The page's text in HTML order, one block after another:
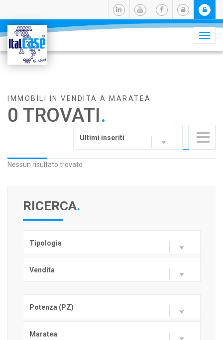
IMMOBILI IN VENDITA A MARATEA
0 TROVATI.
Ultimi inseriti
Nessun risultato trovato
RICERCA.
Tipologia
Vendita
Potenza (PZ)
Maratea